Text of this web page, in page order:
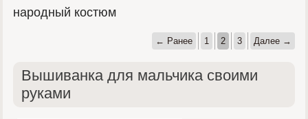
народный костюм
← Ранее 1 2 3 Далее →
Вышиванка для мальчика своими
руками